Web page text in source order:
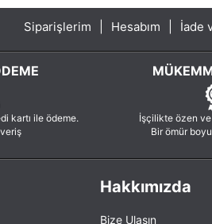
Siparişlerim Hesabım İade
kartı ile ödeme.
İşçilikte özen
Bir ömür
Hakkımızda
Bize Ulaşın